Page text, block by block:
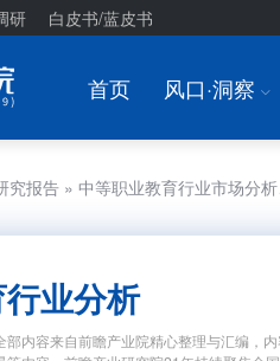
研 白皮书/蓝皮书
首页 风口·洞察 I
究报告 » 中等职业教育行业市场分
业分析
内容来自前瞻产业院精心整理与汇编，